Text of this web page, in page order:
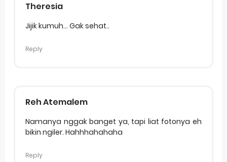
Theresia
Jijik kumuh... Gak sehat..
Reply
Reh Atemalem
Namanya nggak banget ya, tapi liat fotonya eh
bikin ngiler. Hahhhahahaha
Reply